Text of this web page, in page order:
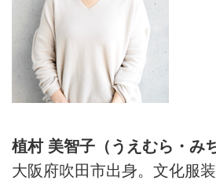
植村 美智子（うえむら・み
大阪府吹田市出身。文化服